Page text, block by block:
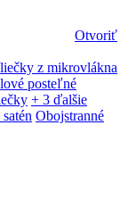
Otvoriť
z mikrovlákna
posteľné
+ 3 ďalšie
Obojstranné